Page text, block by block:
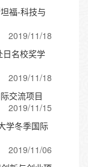
福-科技与
2019/11/18
日名校奖学
2019/11/18
交流项目
2019/11/15
学冬季国际
2019/11/06